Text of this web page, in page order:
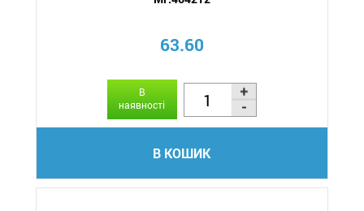
63.60
В
наявності
В КОШИК